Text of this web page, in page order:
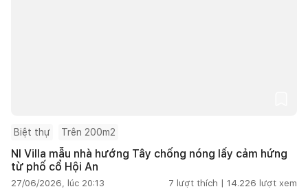
Biệt thự Trên 200m2
NI Villa mẫu nhà hướng Tây chống nóng lấy cảm hứng
từ phố cổ Hội An
27/06/2026, lúc 20:13 7 lượt thích | 14.226 lượt xem